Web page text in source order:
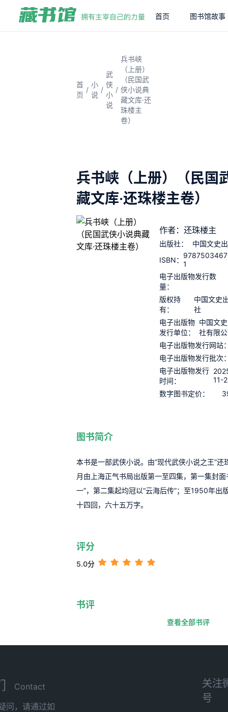
首页 图书馆故事
首
页
/
小
说
/
武
侠
小
说
/
兵书峡
（上册）
（民国武
侠小说典
藏文库·还
珠楼主
卷）
兵书峡（上册）（民国
藏文库·还珠楼主卷）
作者：还珠楼主
出版社：
中国文史
ISBN： 1
电子出版物发行数
量：
版权持
有：
中国文史
社
电子出版物
发行单位：
中国文
社有限
电子出版物发行网站
电子出版物发行批次
电子出版物发行
时间：
11-
数字图书定价：
图书简介
本书是一部武侠小说。由“现代武侠小说之王”
月由上海正气书局出版第一至四集，第一集封
一”，第二集起均冠以“云海后传”；至1950年出
十四回，六十五万字。
评分
5.0分
书评
查看全部书评
Contact
问，请通过如
关注
号